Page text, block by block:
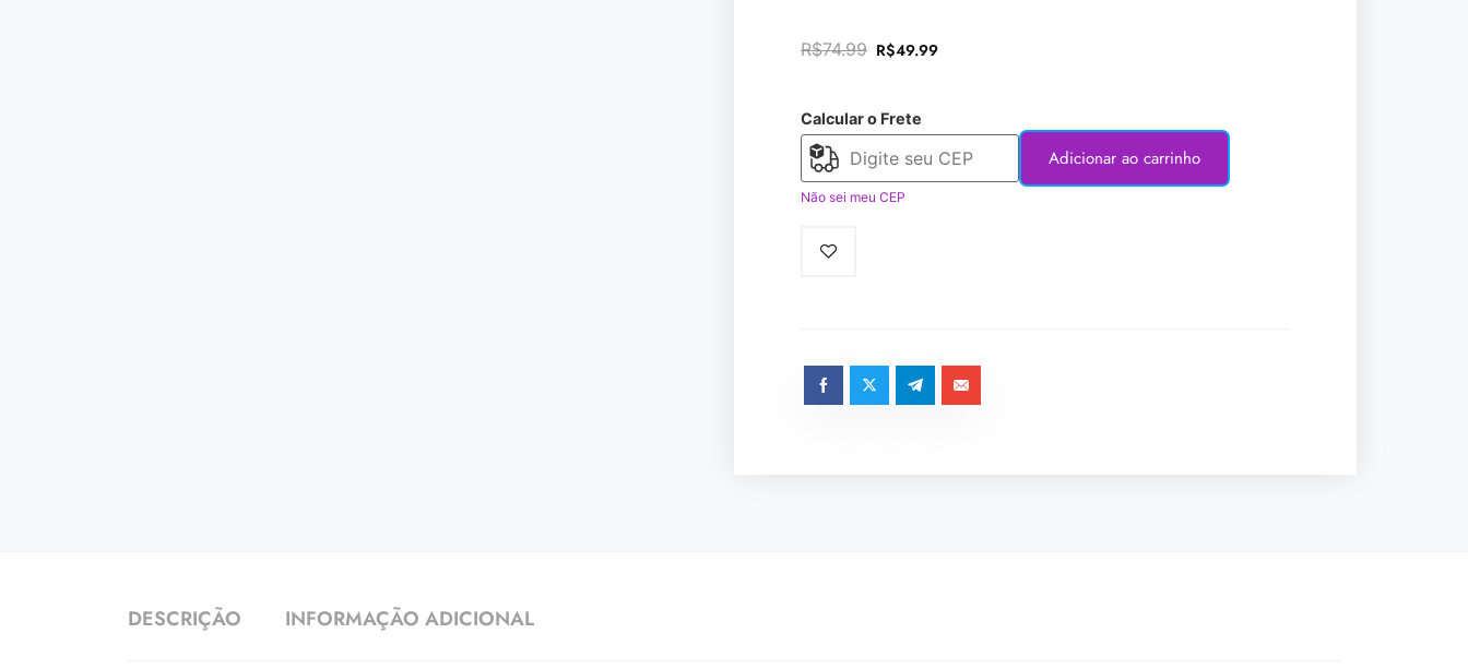
R$74.99 R$49.99
Calcular o Frete
Não sei meu CEP
Adicionar ao carrinho
DESCRIÇÃO INFORMAÇÃO ADICIONAL